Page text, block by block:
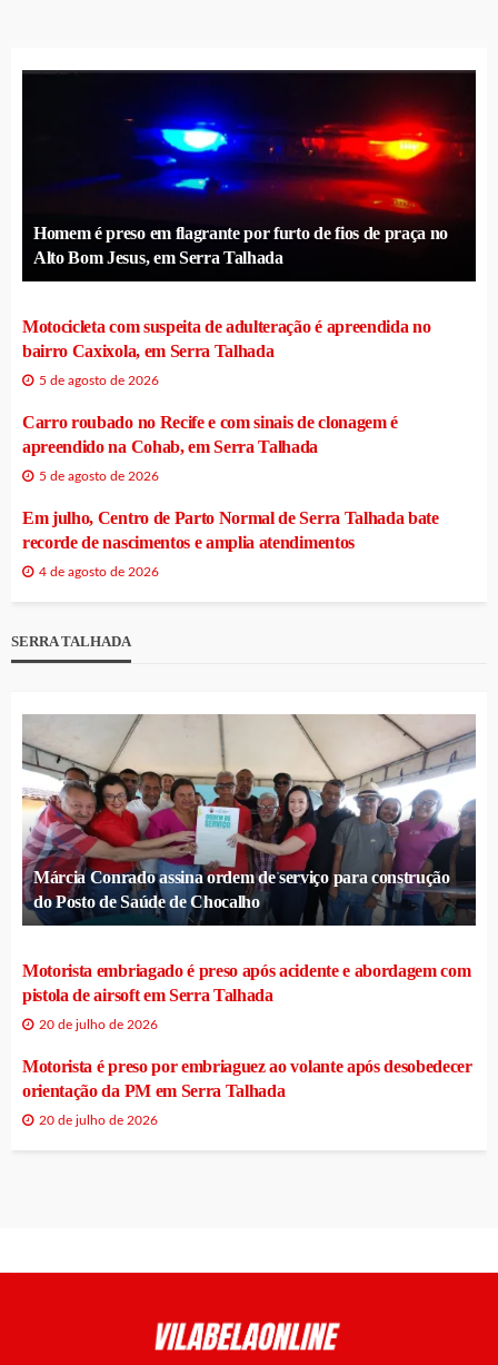
Homem é preso em flagrante por furto de fios de praça no
Alto Bom Jesus, em Serra Talhada
Motocicleta com suspeita de adulteração é apreendida no
bairro Caxixola, em Serra Talhada
5 de agosto de 2026
Carro roubado no Recife e com sinais de clonagem é
apreendido na Cohab, em Serra Talhada
5 de agosto de 2026
Em julho, Centro de Parto Normal de Serra Talhada bate
recorde de nascimentos e amplia atendimentos
4 de agosto de 2026
SERRA TALHADA
Márcia Conrado assina ordem de serviço para construção
do Posto de Saúde de Chocalho
Motorista embriagado é preso após acidente e abordagem com
pistola de airsoft em Serra Talhada
20 de julho de 2026
Motorista é preso por embriaguez ao volante após desobedecer
orientação da PM em Serra Talhada
20 de julho de 2026